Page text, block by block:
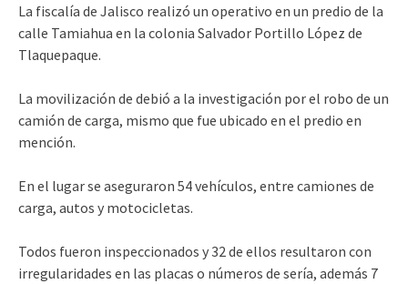
La fiscalía de Jalisco realizó un operativo en un predio de la
calle Tamiahua en la colonia Salvador Portillo López de
Tlaquepaque.
La movilización de debió a la investigación por el robo de un
camión de carga, mismo que fue ubicado en el predio en
mención.
En el lugar se aseguraron 54 vehículos, entre camiones de
carga, autos y motocicletas.
Todos fueron inspeccionados y 32 de ellos resultaron con
irregularidades en las placas o números de sería, además 7